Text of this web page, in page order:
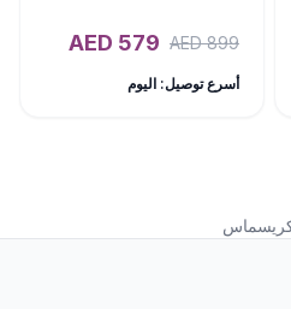
899
AED
579
أسرع توصيل: اليوم